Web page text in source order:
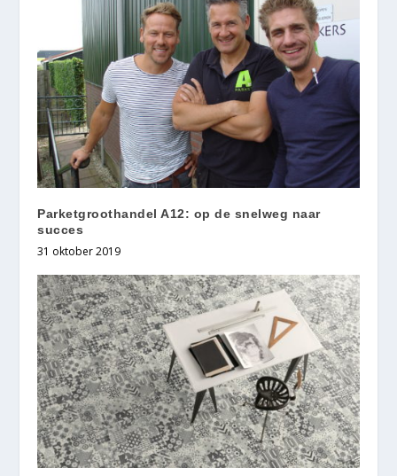
Parketgroothandel A12: op de snelweg naar
succes
31 oktober 2019